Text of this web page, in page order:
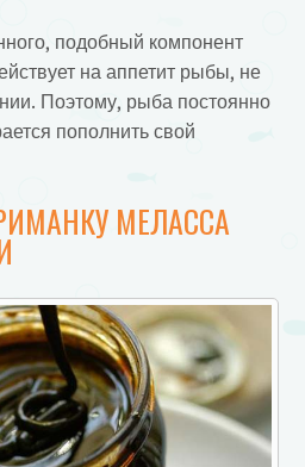
подобный компонент
на аппетит рыбы, не
Поэтому, рыба постоянно
пополнить свой
МЕЛАССА